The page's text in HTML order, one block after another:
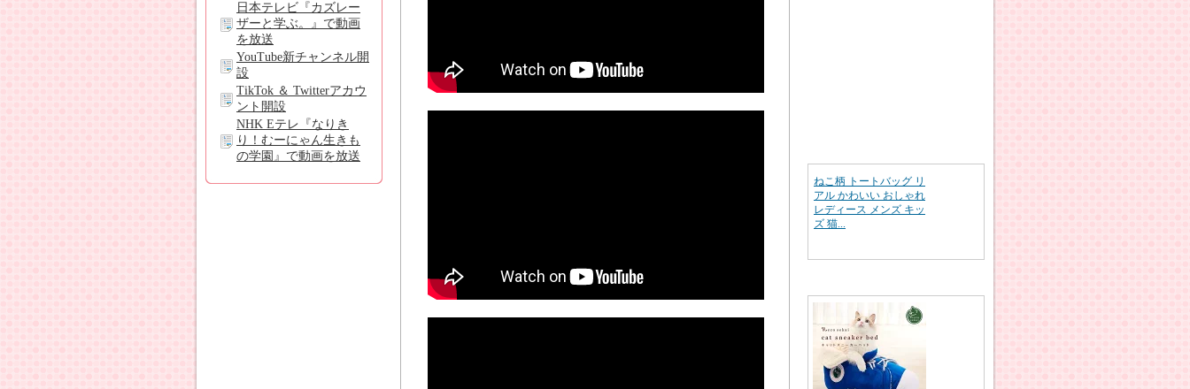
日本テレビ『カズレー
ザーと学ぶ。』で動画
を放送
YouTube新チャンネル開
設
TikTok ＆ Twitterアカウ
ント開設
NHK Eテレ『なりき
り！むーにゃん生きも
の学園』で動画を放送
ねこ柄 トートバッグ リ
アル かわいい おしゃれ
レディース メンズ キッ
ズ 猫...